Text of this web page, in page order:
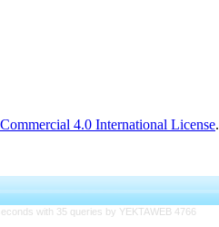
4.0 International License.
with 35 queries by YEKTAWEB 4766